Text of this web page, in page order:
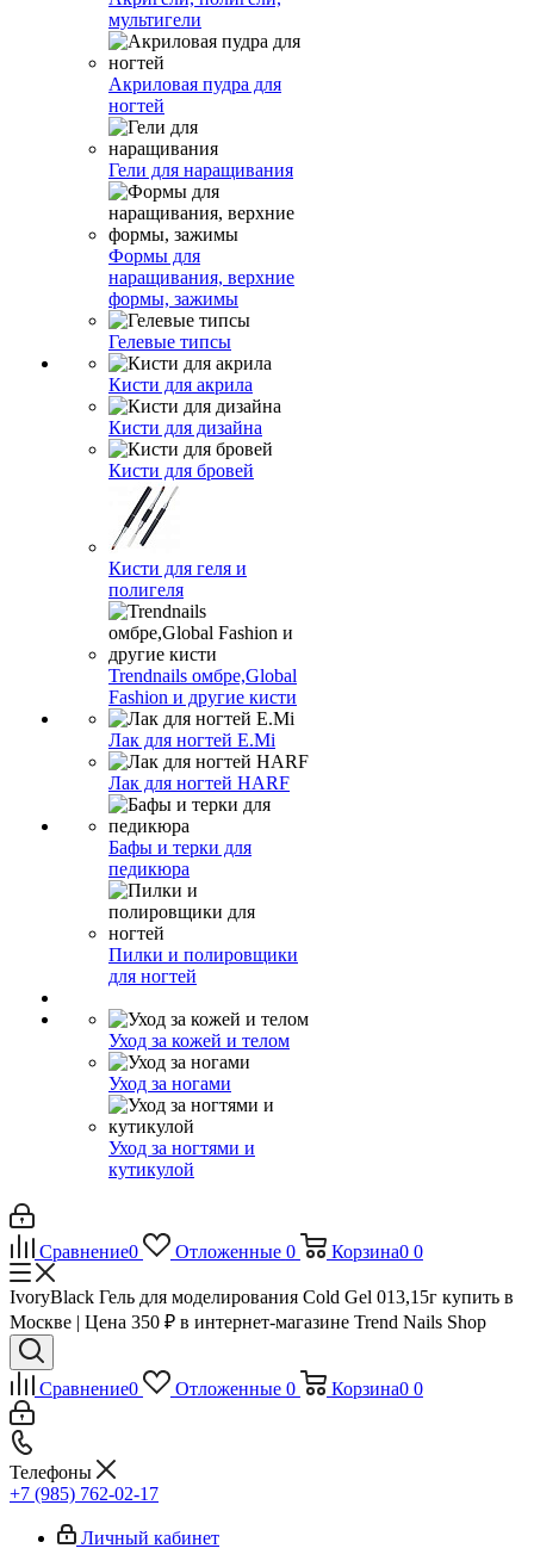
мультигели
Акриловая пудра для
ногтей
Гели для наращивания
Формы для
наращивания, верхние
формы, зажимы
Гелевые типсы
Кисти для акрила
Кисти для дизайна
Кисти для бровей
Кисти для геля и
полигеля
Trendnails омбре,Global
Fashion и другие кисти
Лак для ногтей E.Mi
Лак для ногтей HARF
Бафы и терки для
педикюра
Пилки и полировщики
для ногтей
Уход за кожей и телом
Уход за ногами
Уход за ногтями и
кутикулой
Сравнение0 Отложенные 0 Корзина0 0
IvoryBlack Гель для моделирования Cold Gel 013,15г купить в
Москве | Цена 350 ₽ в интернет-магазине Trend Nails Shop
Сравнение0 Отложенные 0 Корзина0 0
Телефоны
+7 (985) 762-02-17
Личный кабинет